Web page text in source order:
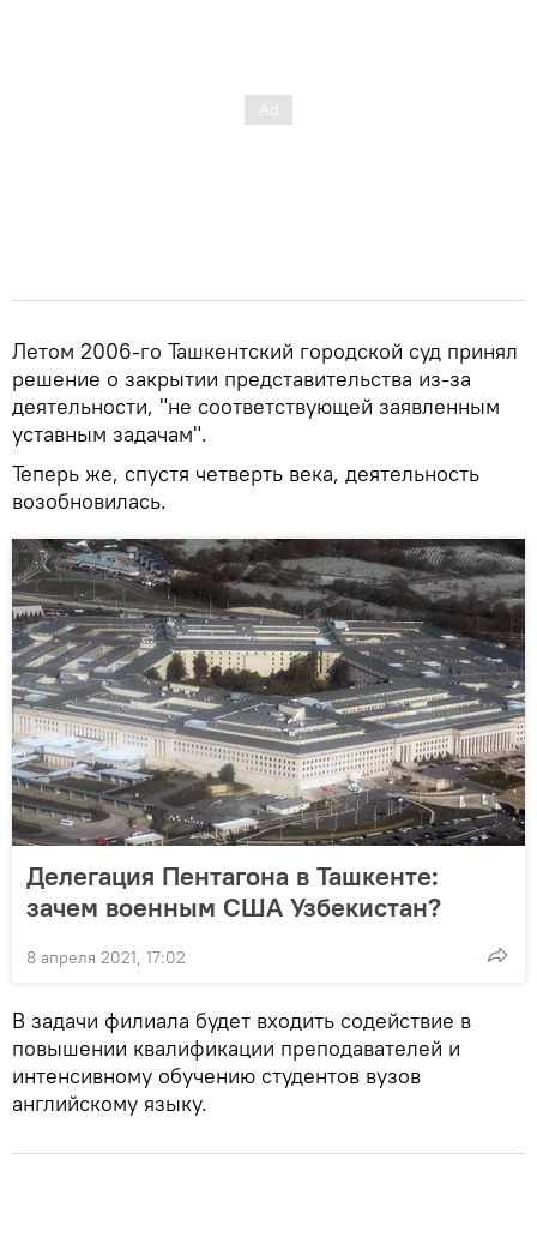
Летом 2006-го Ташкентский городской суд принял
решение о закрытии представительства из-за
деятельности, "не соответствующей заявленным
уставным задачам".
Теперь же, спустя четверть века, деятельность
возобновилась.
Делегация Пентагона в Ташкенте:
зачем военным США Узбекистан?
8 апреля 2021, 17:02
В задачи филиала будет входить содействие в
повышении квалификации преподавателей и
интенсивному обучению студентов вузов
английскому языку.